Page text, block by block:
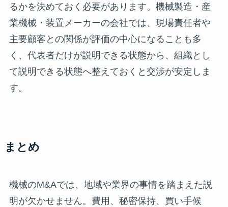
るかを決めておく必要があります。機械製造・産
業機械・装置メーカーの会社では、現場責任者や
主要顧客との関係が評価の中心になることも多
く、代表者だけが説明できる状態から、組織とし
て説明できる状態へ整えておくと交渉が安定しま
す。
まとめ
機械のM&Aでは、地域や業界の事情を踏まえた説
明が欠かせません。費用、秘密保持、買い手候